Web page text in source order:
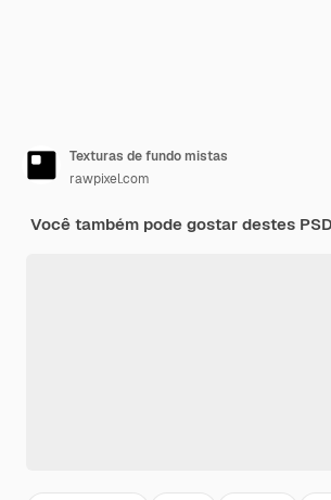
Texturas de fundo mistas
rawpixel.com
Você também pode gostar destes PSD